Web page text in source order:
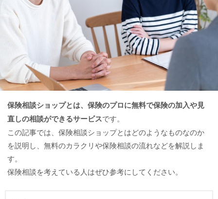
保険相談ショップとは、保険のプロに無料で保険の加入や見
直しの相談ができるサービスです。
この記事では、保険相談ショップとはどのようなものなのか
を説明し、無料のカラクリや保険相談の流れなどを解説しま
す。
保険相談を考えている人はぜひ参考にしてください。